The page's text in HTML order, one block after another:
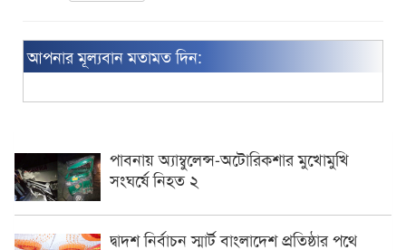
আপনার মূল্যবান মতামত দিন:
পাবনায় অ্যাম্বুলেন্স-অটোরিকশার মুখোমুখি
সংঘর্ষে নিহত ২
দ্বাদশ নির্বাচন স্মার্ট বাংলাদেশ প্রতিষ্ঠার পথে